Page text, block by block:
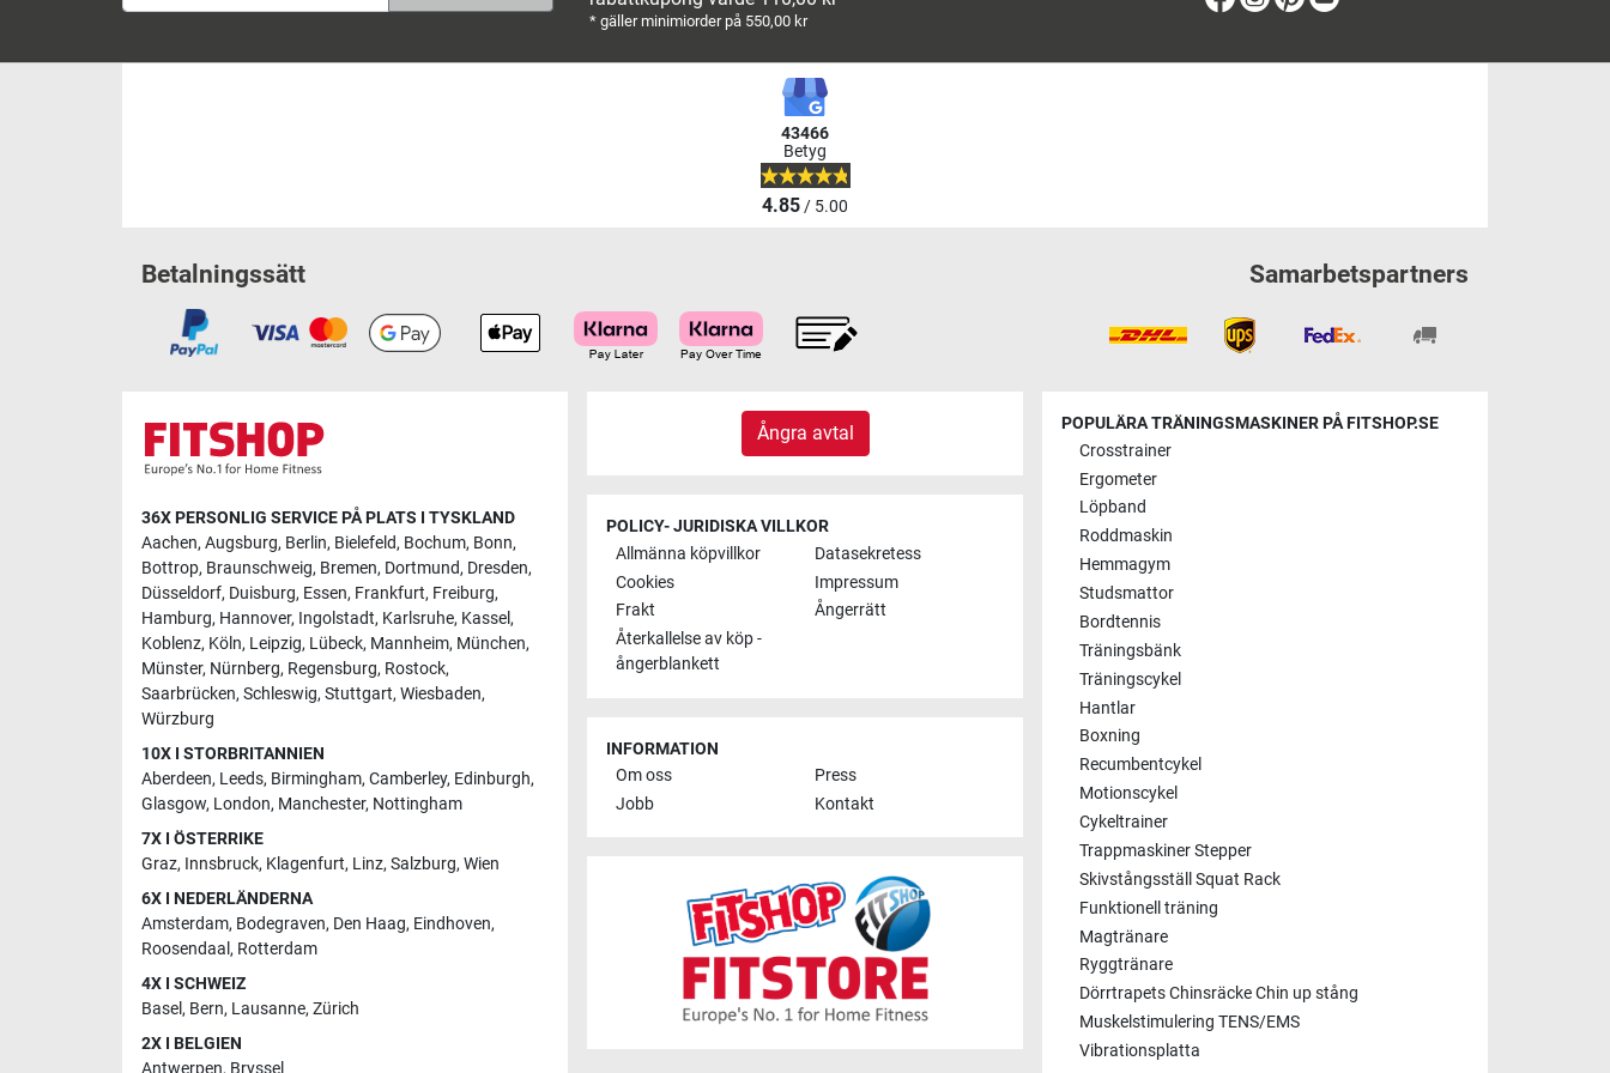
* gäller minimiorder på 550,00 kr
43466
Betyg
4.85/ 5.00
Betalningssätt Samarbetspartners
36X PERSONLIG SERVICE PÅ PLATS I TYSKLAND
Aachen, Augsburg, Berlin, Bielefeld, Bochum, Bonn,
Bottrop, Braunschweig, Bremen, Dortmund, Dresden,
Düsseldorf, Duisburg, Essen, Frankfurt, Freiburg,
Hamburg, Hannover, Ingolstadt, Karlsruhe, Kassel,
Koblenz, Köln, Leipzig, Lübeck, Mannheim, München,
Münster, Nürnberg, Regensburg, Rostock,
Saarbrücken, Schleswig, Stuttgart, Wiesbaden,
Würzburg
10X I STORBRITANNIEN
Aberdeen, Leeds, Birmingham, Camberley, Edinburgh,
Glasgow, London, Manchester, Nottingham
7X I ÖSTERRIKE
Graz, Innsbruck, Klagenfurt, Linz, Salzburg, Wien
6X I NEDERLÄNDERNA
Amsterdam, Bodegraven, Den Haag, Eindhoven,
Roosendaal , Rotterdam
4X I SCHWEIZ
Basel, Bern, Lausanne, Zürich
2X I BELGIEN
Ångra avtal
POLICY- JURIDISKA VILLKOR
Allmänna köpvillkor
Datasekretess
Cookies
Impressum
Frakt
Ångerrätt
Återkallelse av köp -
ångerblankett
INFORMATION
Om oss
Press
Jobb
Kontakt
POPULÄRA TRÄNINGSMASKINER PÅ FITSHOP.SE
Crosstrainer
Ergometer
Löpband
Roddmaskin
Hemmagym
Studsmattor
Bordtennis
Träningsbänk
Träningscykel
Hantlar
Boxning
Recumbentcykel
Motionscykel
Cykeltrainer
Trappmaskiner Stepper
Skivstångsställ Squat Rack
Funktionell träning
Magtränare
Ryggtränare
Dörrtrapets Chinsräcke Chin up stång
Muskelstimulering TENS/EMS
Vibrationsplatta